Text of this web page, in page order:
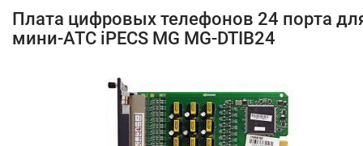
Плата цифровых телефонов 24 порта
мини-АТС iPECS MG MG-DTIB24